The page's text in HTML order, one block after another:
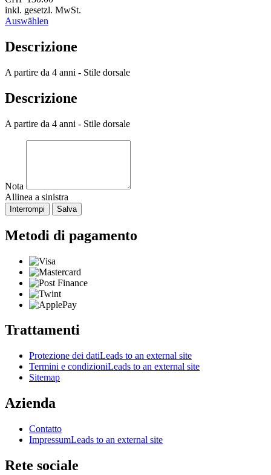
inkl. gesetzl. MwSt.
Auswählen
Descrizione
A partire da 4 anni - Stile dorsale
Descrizione
A partire da 4 anni - Stile dorsale
Nota
Allinea a sinistra
Interrompi Salva
Metodi di pagamento
Trattamenti
Protezione dei datiLeads to an external site
Termini e condizioniLeads to an external site
Sitemap
Azienda
Contatto
ImpressumLeads to an external site
Rete sociale